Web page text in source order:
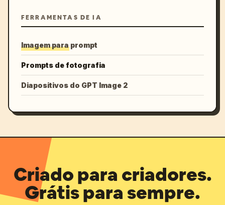
FERRAMENTAS DE IA
Imagem para prompt
Prompts de fotografia
Diapositivos do GPT Image 2
Criado para criadores.
Grátis para sempre.